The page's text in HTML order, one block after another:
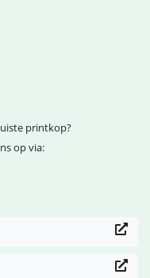
printkop?
op via: